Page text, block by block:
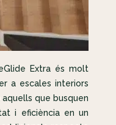
Extra és molt
a escales interiors
que busquen
i eficiència en un